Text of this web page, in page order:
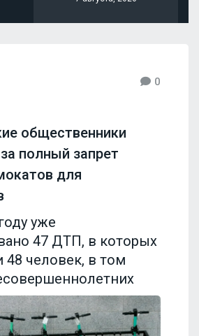
0
общественники
полный запрет
для
уже
47 ДТП, в которых
48 человек, в том